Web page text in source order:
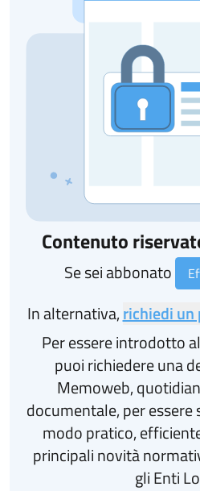
Contenuto
Se sei abbonato
In alternativa,richiedi
Per essere introdotto
puoi richiedere una
Memoweb,
documentale, per
modo pratico,
principali novità
gli Enti